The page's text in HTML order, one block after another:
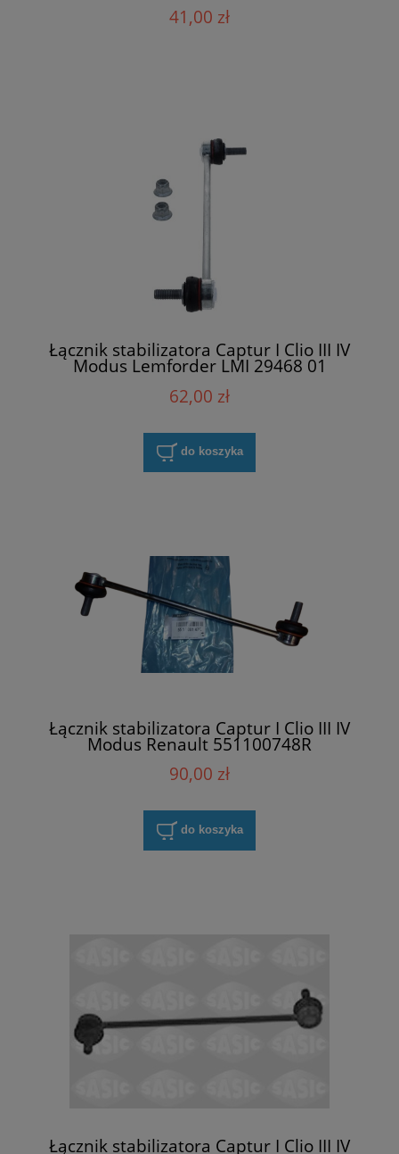
41,00 zł
Łącznik stabilizatora Captur I Clio III IV
Modus Lemforder LMI 29468 01
62,00 zł
do koszyka
Łącznik stabilizatora Captur I Clio III IV
Modus Renault 551100748R
90,00 zł
do koszyka
Łącznik stabilizatora Captur I Clio III IV